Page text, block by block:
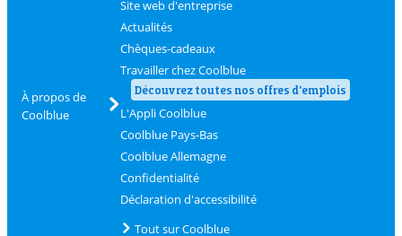
À propos de
Coolblue
Site web d'entreprise
Actualités
Chèques-cadeaux
Travailler chez Coolblue
Découvrez toutes nos offres d'emplois
L'Appli Coolblue
Coolblue Pays-Bas
Coolblue Allemagne
Confidentialité
Déclaration d'accessibilité
Tout sur Coolblue